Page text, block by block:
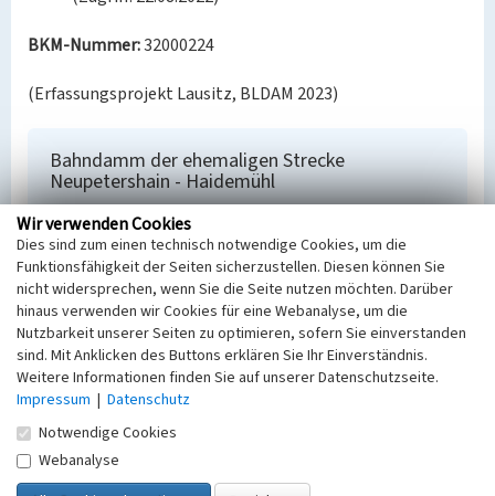
BKM-Nummer:32000224
(Erfassungsprojekt Lausitz, BLDAM 2023)
Bahndamm der ehemaligen Strecke
Neupetershain - Haidemühl
Schlagwörter
Bahnanlage
Ort
Welzow
Alternativer Ortsname
Wjelcej
Fachsicht(en)
Denkmalpflege
Erfassungsmaßstab
Keine Angabe
Erfassungsmethode
Übernahme aus externer Fachdatenbank
Wir verwenden Cookies
Dies sind zum einen technisch notwendige Cookies, um die
Funktionsfähigkeit der Seiten sicherzustellen. Diesen können Sie
nicht widersprechen, wenn Sie die Seite nutzen möchten. Darüber
hinaus verwenden wir Cookies für eine Webanalyse, um die
Nutzbarkeit unserer Seiten zu optimieren, sofern Sie einverstanden
sind. Mit Anklicken des Buttons erklären Sie Ihr Einverständnis.
Weitere Informationen finden Sie auf unserer Datenschutzseite.
Impressum | Datenschutz
Notwendige Cookies
Webanalyse